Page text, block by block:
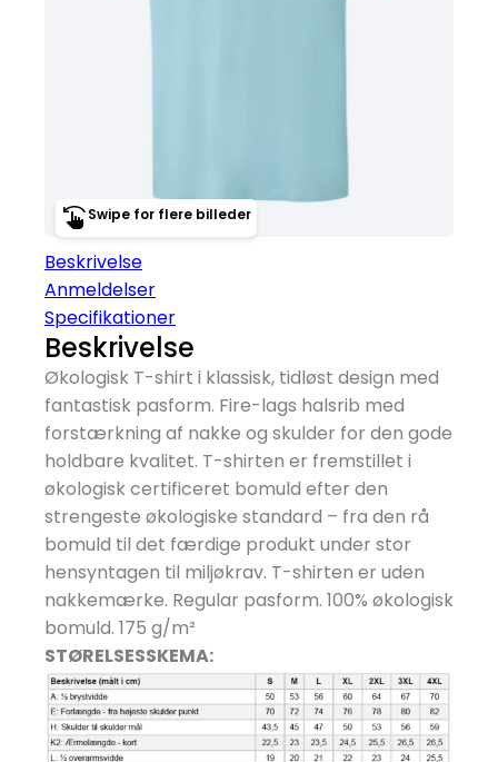
Swipe for flere billeder
Beskrivelse
Anmeldelser
Specifikationer
Beskrivelse
Økologisk T-shirt i klassisk, tidløst design med
fantastisk pasform. Fire-lags halsrib med
forstærkning af nakke og skulder for den gode
holdbare kvalitet. T-shirten er fremstillet i
økologisk certificeret bomuld efter den
strengeste økologiske standard – fra den rå
bomuld til det færdige produkt under stor
hensyntagen til miljøkrav. T-shirten er uden
nakkemærke. Regular pasform. 100% økologisk
bomuld. 175 g/m²
STØRELSESSKEMA: